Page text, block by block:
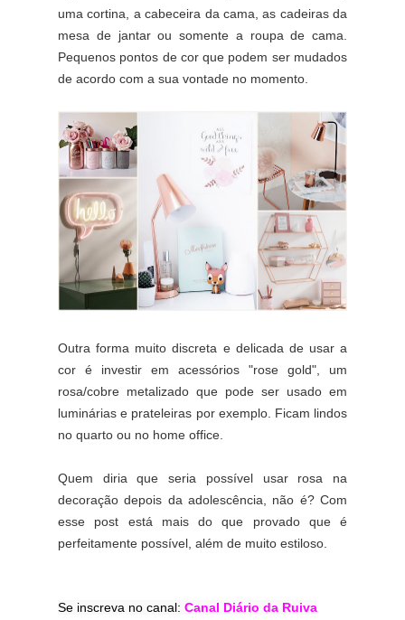
uma cortina, a cabeceira da cama, as cadeiras da
mesa de jantar ou somente a roupa de cama.
Pequenos pontos de cor que podem ser mudados
de acordo com a sua vontade no momento.
Outra forma muito discreta e delicada de usar a
cor é investir em acessórios "rose gold", um
rosa/cobre metalizado que pode ser usado em
luminárias e prateleiras por exemplo. Ficam lindos
no quarto ou no home office.
Quem diria que seria possível usar rosa na
decoração depois da adolescência, não é? Com
esse post está mais do que provado que é
perfeitamente possível, além de muito estiloso.
Se inscreva no canal: Canal Diário da Ruiva